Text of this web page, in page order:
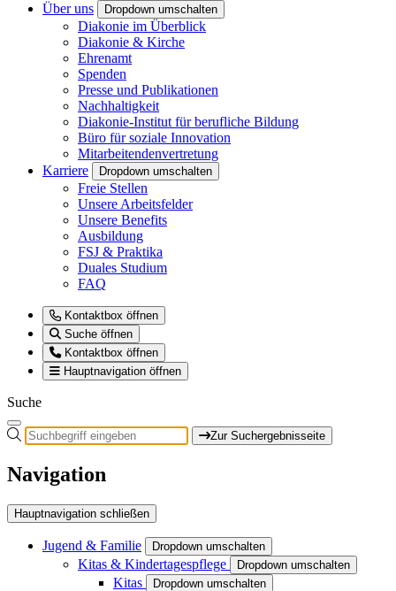
Über uns
Dropdown umschalten
Diakonie im Überblick
Diakonie & Kirche
Ehrenamt
Spenden
Presse und Publikationen
Nachhaltigkeit
Diakonie-Institut für berufliche Bildung
Büro für soziale Innovation
Mitarbeitendenvertretung
Karriere
Dropdown umschalten
Freie Stellen
Unsere Arbeitsfelder
Unsere Benefits
Ausbildung
FSJ & Praktika
Duales Studium
FAQ
Kontaktbox öffnen
Suche öffnen
Kontaktbox öffnen
Hauptnavigation öffnen
Suche
Zur Suchergebnisseite
Navigation
Hauptnavigation schließen
Jugend & Familie Dropdown umschalten
Kitas & Kindertagespflege Dropdown umschalten
Kitas Dropdown umschalten